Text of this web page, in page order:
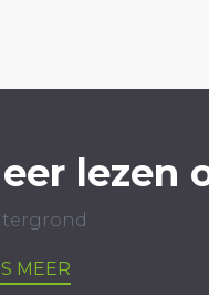
lezen
MEER